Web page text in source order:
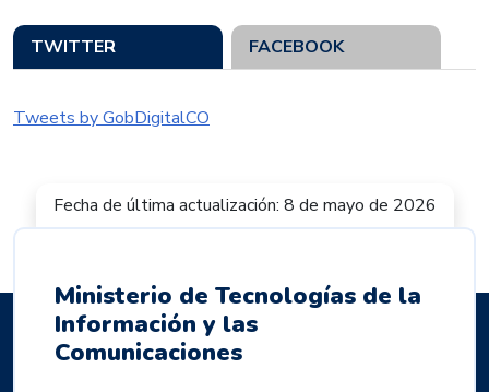
TWITTER FACEBOOK
Tweets by GobDigitalCO
Fecha de última actualización: 8 de mayo de 2026
Ministerio de Tecnologías de la
Información y las
Comunicaciones